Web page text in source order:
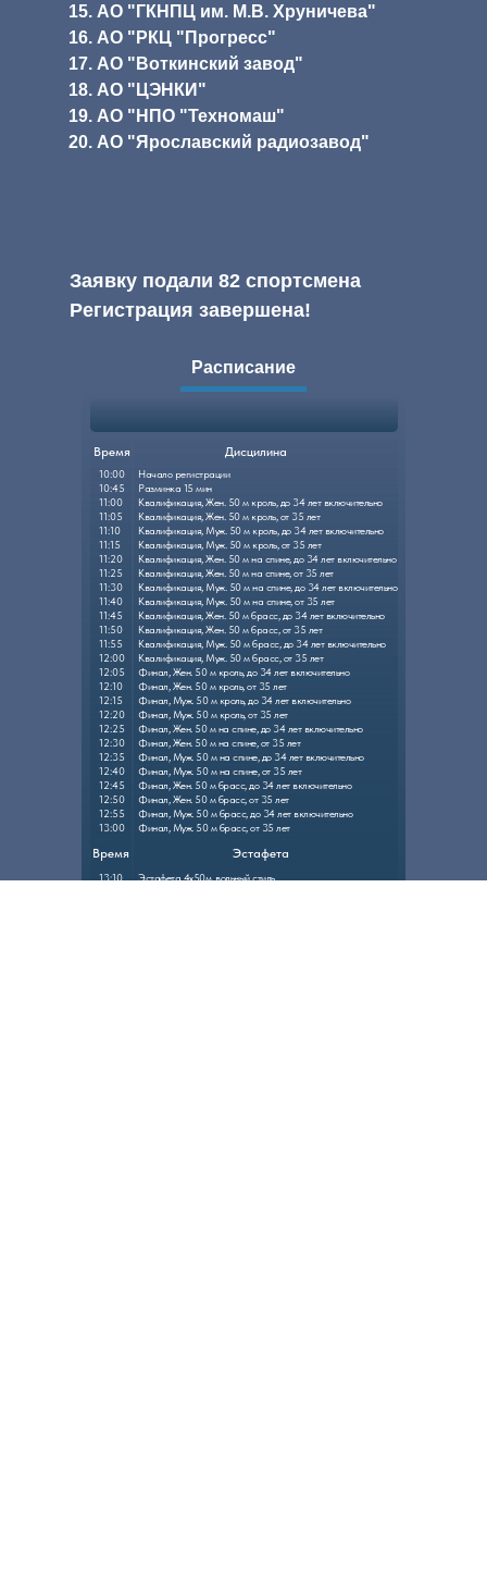
15. АО "ГКНПЦ им. М.В. Хруничева"
16. АО "РКЦ "Прогресс"
17. АО "Воткинский завод"
18. АО "ЦЭНКИ"
19. АО "НПО "Техномаш"
20. АО "Ярославский радиозавод"
Заявку подали 82 спортсмена
Регистрация завершена!
Расписание
10:00
10:45
11:00
11:05
11:10
11:15
11:20
11:25
11:30
11:40
11:45
11:50
11:55
12:00
12:05
12:10
12:15
12:20
12:25
12:30
12:35
12:40
12:45
12:50
12:55
13:00
13:10
Время Дисцилина
Время Эстафета
Начало регистрации
Разминка 15 мин
Квалификация, Жен. 50 м кроль, до 34 лет включительно
Квалификация, Жен. 50 м кроль, от 35 лет
Квалификация, Муж. 50 м кроль, до 34 лет включительно
Квалификация, Муж. 50 м кроль, от 35 лет
Квалификация, Жен. 50 м на спине, до 34 лет включительно
Квалификация, Жен. 50 м на спине, от 35 лет
Квалификация, Муж. 50 м на спине, до 34 лет включительно
Квалификация, Муж. 50 м на спине, от 35 лет
Квалификация, Жен. 50 м брасс, до 34 лет включительно
Квалификация, Жен. 50 м брасс, от 35 лет
Квалификация, Муж. 50 м брасс, до 34 лет включительно
Квалификация, Муж. 50 м брасс, от 35 лет
Финал, Жен. 50 м кроль, до 34 лет включительно
Финал, Жен. 50 м кроль, от 35 лет
Финал, Муж. 50 м кроль, до 34 лет включительно
Финал, Муж. 50 м кроль, от 35 лет
Финал, Жен. 50 м на спине, до 34 лет включительно
Финал, Жен. 50 м на спине, от 35 лет
Финал, Муж. 50 м на спине, до 34 лет включительно
Финал, Муж. 50 м на спине, от 35 лет
Финал, Жен. 50 м брасс, до 34 лет включительно
Финал, Жен. 50 м брасс, от 35 лет
Финал, Муж. 50 м брасс, до 34 лет включительно
Финал, Муж. 50 м брасс, от 35 лет
Эстафета 4х50м, вольный стиль.